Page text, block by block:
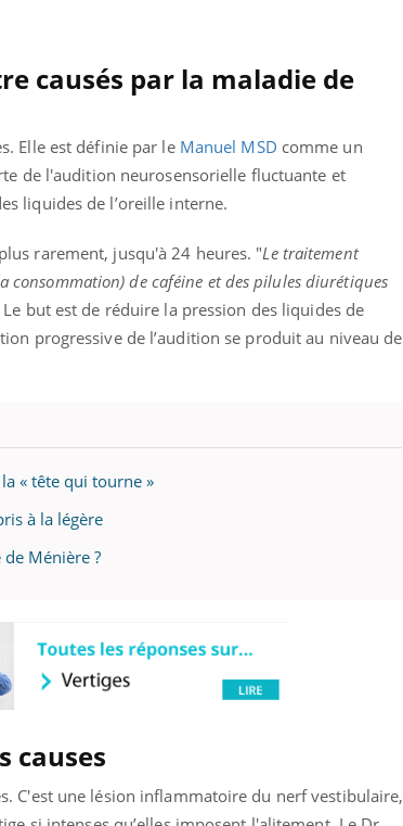
causés par la maladie de
Elle est définie par le Manuel MSD comme un
de l'audition neurosensorielle fluctuante et
liquides de l’oreille interne.
rarement, jusqu'à 24 heures. "Le traitement
de caféine et des pilules diurétiques
but est de réduire la pression des liquides de
progressive de l’audition se produit au niveau de
« tête qui tourne »
à la légère
Ménière ?
causes
C'est une lésion inflammatoire du nerf vestibulaire,